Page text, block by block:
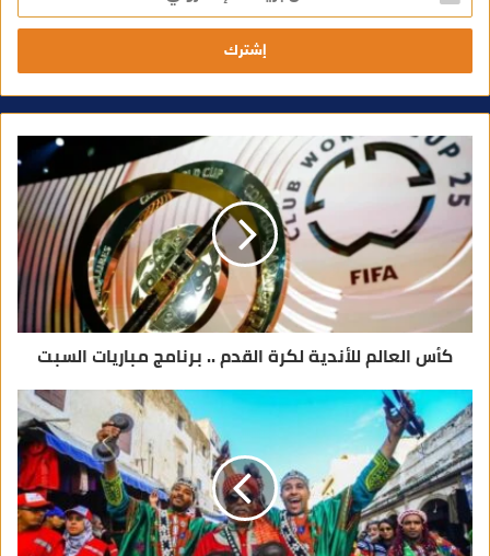
خ
ل
ر
ا
إ
ل
ك
ت
ر
و
ن
كأس العالم للأندية لكرة القدم .. برنامج مباريات السبت